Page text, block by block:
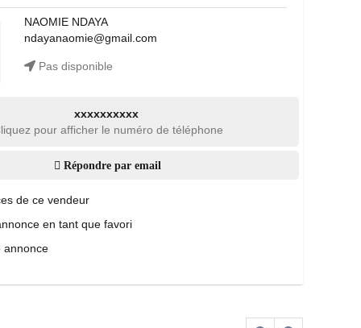
NAOMIE NDAYA
ndayanaomie@gmail.com
Pas disponible
xxxxxxxxxx
pour afficher le numéro de téléphone
Répondre par email
de ce vendeur
en tant que favori
annonce